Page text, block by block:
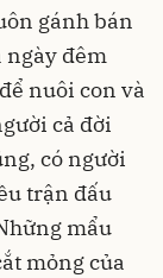
gánh bán
ngày đêm
nuôi con và
cả đời
có người
trận đấu
mẩu
mỏng của